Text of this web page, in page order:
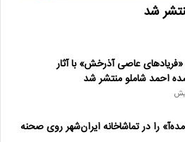
پل توماس اندرسون در فیلم جدید
شده است» با حضور ایرج راد
شد
می‌شود
شد
عاصی آذرخش» با آثار
احمد شاملو منتشر شد
را در تماشاخانه ایران‌شهر روی صحنه